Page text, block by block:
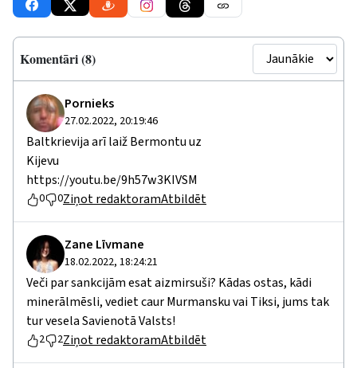
Komentāri (8)
Pornieks
27.02.2022, 20:19:46
Baltkrievija arī laiž Bermontu uz
Kijevu
https://youtu.be/9h57w3KIVSM
0 0Ziņot redaktoramAtbildēt
Zane Līvmane
18.02.2022, 18:24:21
Veči par sankcijām esat aizmirsuši? Kādas ostas, kādi
minerālmēsli, vediet caur Murmansku vai Tiksi, jums tak
tur vesela Savienotā Valsts!
2 2Ziņot redaktoramAtbildēt